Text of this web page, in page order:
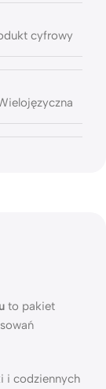
cyfrowy
to pakiet
i codziennych